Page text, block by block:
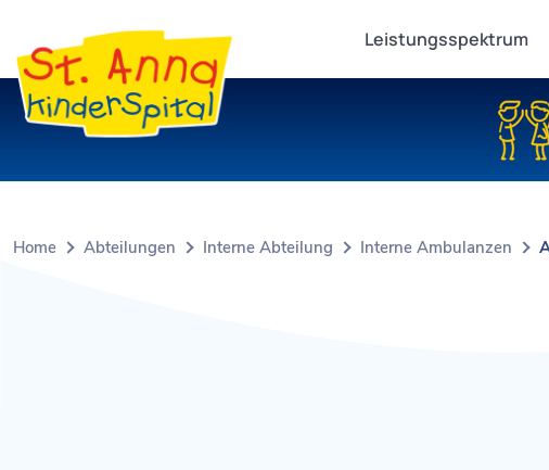
Leistungsspektrum
Home Abteilungen Interne Abteilung Interne Ambulanzen